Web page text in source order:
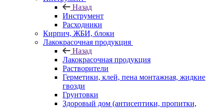
Назад
Инструмент
Расходники
Кирпич, ЖБИ, блоки
Лакокрасочная продукция
Назад
Лакокрасочная продукция
Растворители
Герметики, клей, пена монтажная, жидкие
гвозди
Грунтовки
Здоровый дом (антисептики, пропитки,